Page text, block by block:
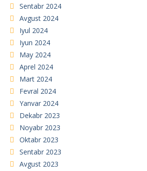
Sentabr 2024
Avgust 2024
Iyul 2024
Iyun 2024
May 2024
Aprel 2024
Mart 2024
Fevral 2024
Yanvar 2024
Dekabr 2023
Noyabr 2023
Oktabr 2023
Sentabr 2023
Avgust 2023